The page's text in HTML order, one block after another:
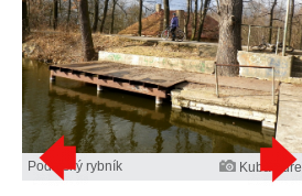
Podleský rybník Kuba